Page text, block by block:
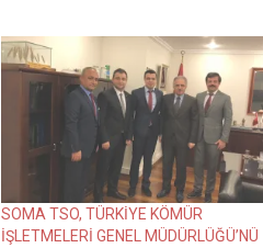
SOMA TSO, TÜRKİYE KÖMÜR
İŞLETMELERİ GENEL MÜDÜRLÜĞÜ’NÜ